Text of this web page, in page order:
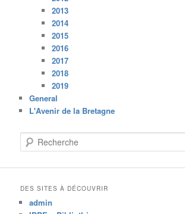
2013
2014
2015
2016
2017
2018
2019
General
L'Avenir de la Bretagne
e
c
DES SITES À DÉCOUVRIR
admin